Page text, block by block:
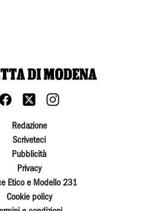
Redazione
Scriveteci
Pubblicità
Privacy
Etico e Modello 231
Cookie policy